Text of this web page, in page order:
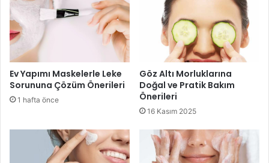
Yüz Derisinin Değişmesi
Ev Yapımı Maskelerle Leke
Sorununa Çözüm Önerileri
1 hafta önce
Göz Altı Morluklarına
Doğal ve Pratik Bakım
Önerileri
16 Kasım 2025